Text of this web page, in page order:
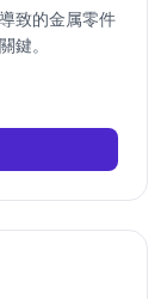
致的金属零件
鍵。